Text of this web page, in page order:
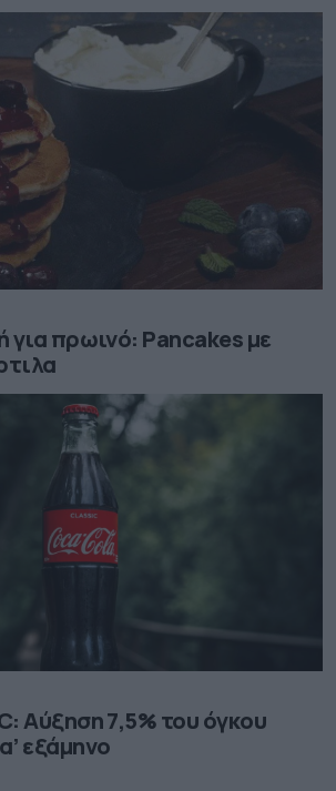
για πρωινό: Pancakes με
Aύξηση 7,5% του όγκου
εξάμηνο